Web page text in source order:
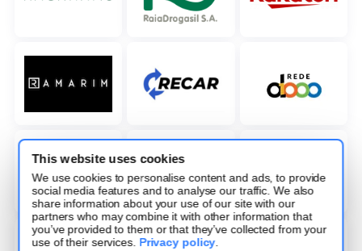
This website uses cookies
We use cookies to personalise content and ads, to provide
social media features and to analyse our traffic. We also
share information about your use of our site with our
partners who may combine it with other information that
you’ve provided to them or that they’ve collected from your
use of their services. Privacy policy.